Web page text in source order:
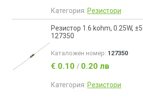
Категория: Резистори
Резистор 1.6 kohm, 0.25W,
127350
Каталожен номер: 127350
€ 0.10 / 0.20 лв
Категория: Резистори